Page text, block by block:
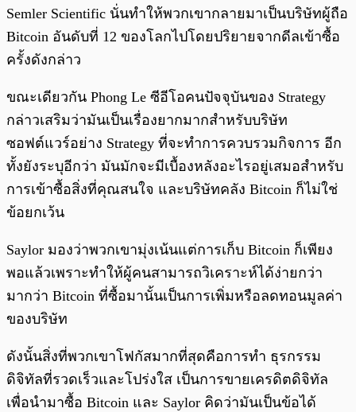
Semler Scientific นั่นทำให้พวกเขากลายมาเป็นบริษัทผู้ถือ
Bitcoin อันดับที่ 12 ของโลกไปโดยปริยายจากดีลเข้าซื้อ
ครั้งดังกล่าว
ขณะเดียวกัน Phong Le ซีอีโอคนปัจจุบันของ Strategy
กล่าวเสริมว่ามันเป็นเรื่องยากมากสำหรับบริษัท
ซอฟต์แวร์อย่าง Strategy ที่จะทำการควบรวมกิจการ อีก
ทั้งยังระบุอีกว่า มันมักจะมีเบื้องหลังอะไรอยู่เสมอสำหรับ
การเข้าซื้อสิ่งที่คุณสนใจ และบริษัทคลัง Bitcoin ก็ไม่ใช่
ข้อยกเว้น
Saylor มองว่าพวกเขามุ่งเน้นแต่การเก็บ Bitcoin ก็เพียง
พอแล้วเพราะทำให้ผู้คนสามารถวิเคราะห์ได้ง่ายกว่า
มากว่า Bitcoin ที่ซื้อมานั้นเป็นการเพิ่มหรือลดทอนมูลค่า
ของบริษัท
ดังนั้นสิ่งที่พวกเขาโฟกัสมากที่สุดคือการทำ ธุรกรรม
ดิจิทัลที่รวดเร็วและโปร่งใส เป็นการขายเครดิตดิจิทัล
เพื่อนำมาซื้อ Bitcoin และ Saylor คิดว่ามันเป็นข้อได้